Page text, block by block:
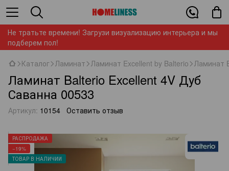
Не тратьте времени! Загрузи визуализацию интерьера и мы
подберем пол!
Каталог Ламинат Ламинат Excellent by Balterio Ламинат
Ламинат Balterio Excellent 4V Дуб
Саванна 00533
Артикул: 10154 Оставить отзыв
РАСПРОДАЖА
−19%
ТОВАР В НАЛИЧИИ